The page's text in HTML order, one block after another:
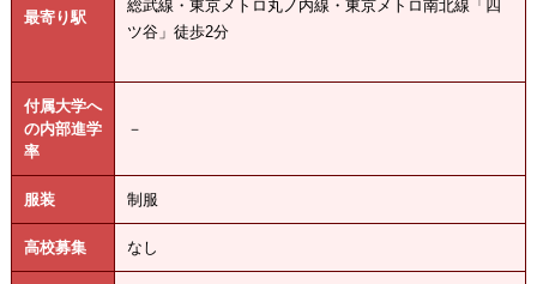
最寄り駅
総武線・東京メトロ丸ノ内線・東京メトロ南北線「四
ツ谷」徒歩2分
付属大学へ
の内部進学
率
－
服装 制服
高校募集 なし